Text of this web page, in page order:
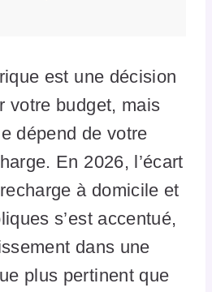
est une décision
votre budget, mais
dépend de votre
En 2026, l’écart
à domicile et
s’est accentué,
dans une
plus pertinent que